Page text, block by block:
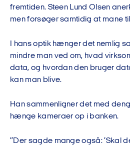
fremtiden. Steen Lund Olsen
men forsøger samtidig at mane
I hans optik hænger det nemlig
mindre man ved om, hvad
data, og hvordan den bruger
kan man blive.
Han sammenligner det med
hænge kameraer op i banken.
”Der sagde mange også: ’Skal